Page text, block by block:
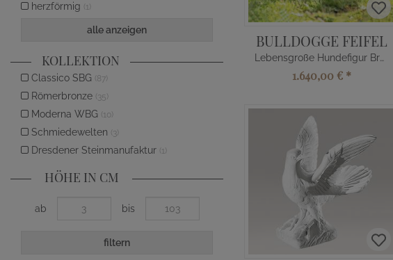
BULLDOGGE FEIFEL
Lebensgroße Hundefigur Bronze
1.640,00 € *
herzförmig (1)
alle anzeigen
KOLLEKTION
Classico SBG (87)
Römerbronze (35)
Moderna WBG (10)
Schmiedewelten (3)
Dresdener Steinmanufaktur (1)
HÖHE IN CM
ab bis
filtern